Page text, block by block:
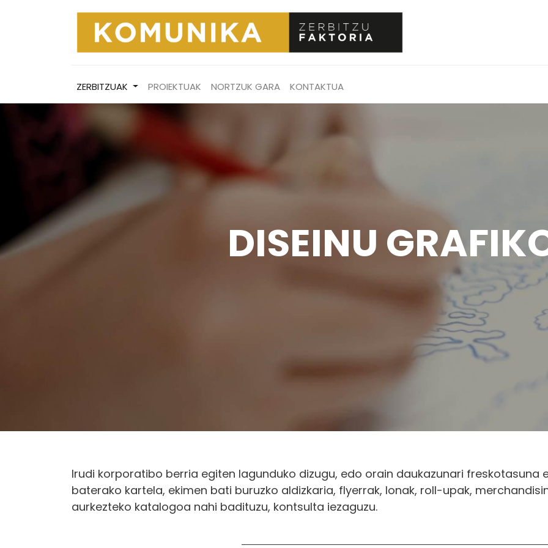
ZERBITZUAK PROIEKTUAK NORTZUK GARA KONTAKTUA
DISEINU
Irudi korporatibo berria egiten lagunduko dizugu, edo orain daukazunari freskotasuna
baterako kartela, ekimen bati buruzko aldizkaria, flyerrak, lonak, roll-upak,
aurkezteko katalogoa nahi badituzu, kontsulta iezaguzu.